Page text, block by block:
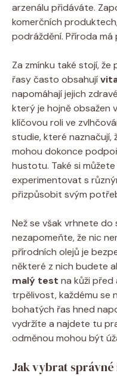
arzenálu ‍přidáváte.
komerčních
podráždění.⁣ Příroda⁣
Za zmínku také stojí,
řasy často⁢ obsahují
napomáhají jejich
který je hojně obsažen​ v ‌
klíčovou roli ve
studie, které naznačují,
⁢mohou dokonce
hustotu.‍ Také si
experimentovat s⁤
přizpůsobit svým
Než se‌ však vrhnete
nezapomeňte,⁢ že nic
přírodních olejů⁤ je
některé z nich budete
malý test ⁤na kůži před
trpělivost, každému se
bohatých řas ⁢hned
‍vydržíte ​a najdete‌ tu
odměnou ‌mohou ​být
Jak vybrat